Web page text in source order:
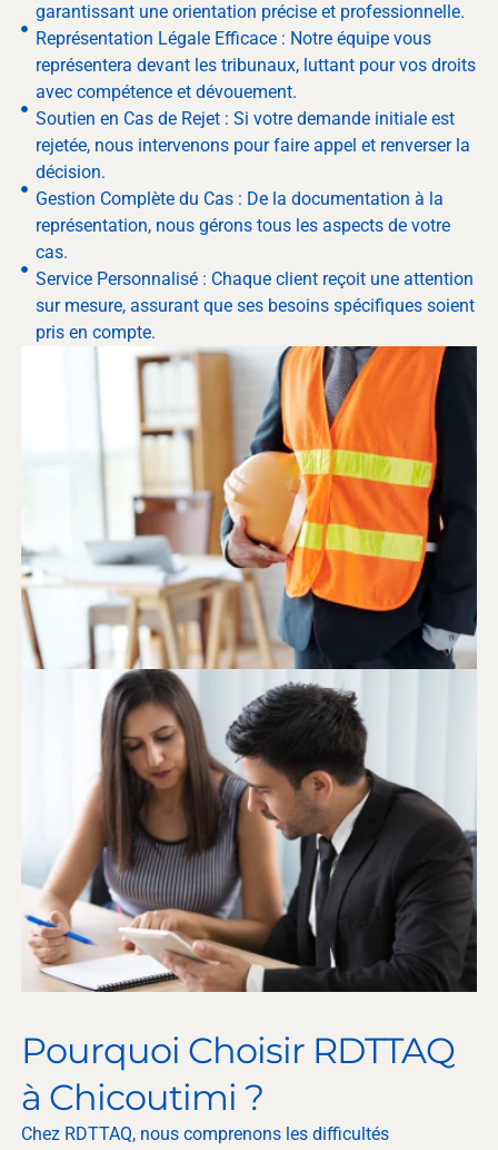
garantissant une orientation précise et professionnelle.
Représentation Légale Efficace : Notre équipe vous
représentera devant les tribunaux, luttant pour vos droits
avec compétence et dévouement.
Soutien en Cas de Rejet : Si votre demande initiale est
rejetée, nous intervenons pour faire appel et renverser la
décision.
Gestion Complète du Cas : De la documentation à la
représentation, nous gérons tous les aspects de votre
cas.
Service Personnalisé : Chaque client reçoit une attention
sur mesure, assurant que ses besoins spécifiques soient
pris en compte.
Pourquoi Choisir RDTTAQ
à Chicoutimi ?
Chez RDTTAQ, nous comprenons les difficultés